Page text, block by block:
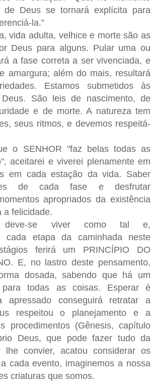
de Deus se tornará explícita para
la.”
vida adulta, velhice e morte são as
Deus para alguns. Pular uma ou
a fase correta a ser vivenciada, e
amargura; além do mais, resultará
Estamos submetidos às
São leis de nascimento, de
e de morte. A natureza tem
seus ritmos, e devemos respeitá-
o SENHOR "faz belas todas as
aceitarei e viverei plenamente em
em cada estação da vida. Saber
de cada fase e desfrutar
apropriados da existência
a felicidade.
deve-se viver como tal e,
cada etapa da caminhada neste
ferirá um PRINCÍPIO DO
E, no lastro deste pensamento,
dosada, sabendo que há um
para todas as coisas. Esperar é
apressado conseguirá retratar a
respeitou o planejamento e a
procedimentos (Gênesis, capítulo
Deus, que pode fazer tudo da
lhe convier, acatou considerar os
cada evento, imaginemos a nossa
criaturas que somos.